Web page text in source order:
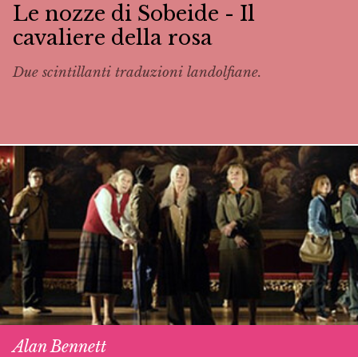
Le nozze di Sobeide - Il
cavaliere della rosa
Due scintillanti traduzioni landolfiane.
Alan Bennett